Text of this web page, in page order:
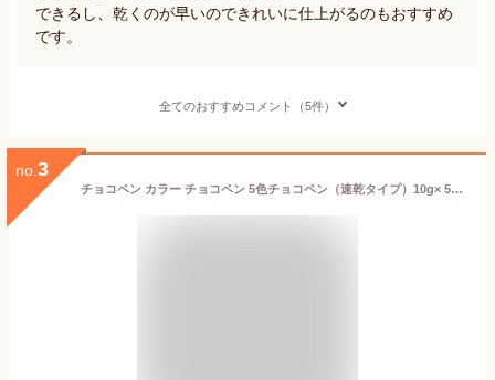
できるし、乾くのが早いのできれいに仕上がるのもおすすめ
です。
全てのおすすめコメント（5件）
no. 3
チョコペン カラー チョコペン 5色チョコペン（速乾タイプ）10g× 5本セット ブラック、グリーン、オレンジ、ピンク、パープル チョコレートペン ペンチョコ お菓子材料 お菓子作り クッキー ケーキ